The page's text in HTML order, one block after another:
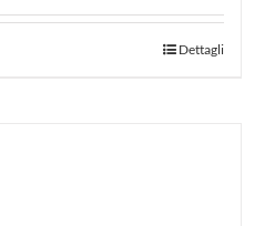
Dettagli